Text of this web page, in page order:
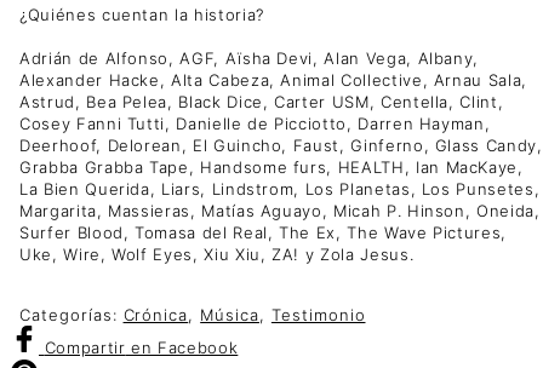
¿Quiénes cuentan la historia?
Adrián de Alfonso, AGF, Aïsha Devi, Alan Vega, Albany,
Alexander Hacke, Alta Cabeza, Animal Collective, Arnau Sala,
Astrud, Bea Pelea, Black Dice, Carter USM, Centella, Clint,
Cosey Fanni Tutti, Danielle de Picciotto, Darren Hayman,
Deerhoof, Delorean, El Guincho, Faust, Ginferno, Glass Candy,
Grabba Grabba Tape, Handsome furs, HEALTH, Ian MacKaye,
La Bien Querida, Liars, Lindstrom, Los Planetas, Los Punsetes,
Margarita, Massieras, Matías Aguayo, Micah P. Hinson, Oneida,
Surfer Blood, Tomasa del Real, The Ex, The Wave Pictures,
Uke, Wire, Wolf Eyes, Xiu Xiu, ZA! y Zola Jesus.
Categorías: Crónica, Música, Testimonio
Compartir en Facebook